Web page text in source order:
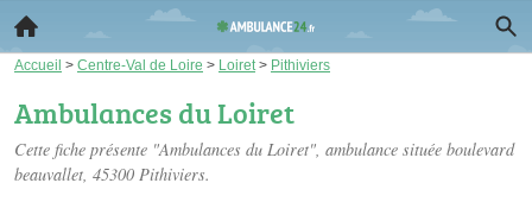
Accueil > Centre-Val de Loire > Loiret > Pithiviers
Ambulances du Loiret
Cette fiche présente "Ambulances du Loiret", ambulance située boulevard
beauvallet, 45300 Pithiviers.